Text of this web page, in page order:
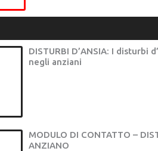
DISTURBI D’ANSIA: I disturbi
negli anziani
MODULO DI CONTATTO –
ANZIANO